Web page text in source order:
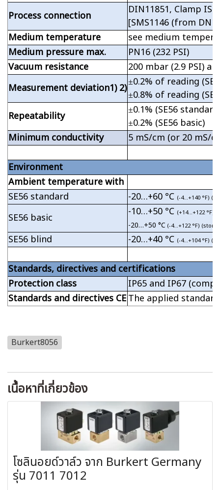
Process connection
DIN11851, Clamp
[SMS1146 (from
Medium temperature
see medium
Medium pressure max.
PN16 (232 PSI)
Vacuum resistance
200 mbar (2.9 PSI)
Measurement deviation1) 2)±0.2% of reading
±0.8% of reading
Repeatability
±0.1% (SE56
±0.2% (SE56 basic)
Minimum conductivity
5 mS/cm (or 20 mS/
Environment
Ambient temperature with
SE56 standard
-20…+60 °C (-4…+140 °F)
SE56 basic -10…+50 °C (+14…+122 °F)
-20…+50 °C (-4…+122 °F)
SE56 blind -20…+40 °C (-4…+104 °F)
Standards, directives and certifications
Protection class
IP65 and IP67
Standards and directives CEThe applied
Burkert8056
เนื้อหาที่เกี่ยวข้อง
โซลินอยด์วาล์ว จาก Burkert Germany
รุ่น 7011 7012